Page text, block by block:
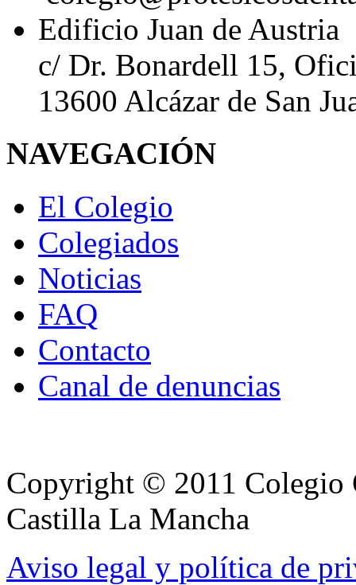
Edificio Juan de Austria
c/ Dr. Bonardell 15,
13600 Alcázar de San
NAVEGACIÓN
El Colegio
Colegiados
Noticias
FAQ
Contacto
Canal de denuncias
Copyright © 2011 Colegio
Castilla La Mancha
Aviso legal y política de